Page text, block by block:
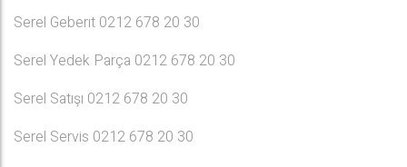
Serel Geberıt 0212 678 20 30
Serel Yedek Parça 0212 678 20 30
Serel Satışı 0212 678 20 30
Serel Servis 0212 678 20 30